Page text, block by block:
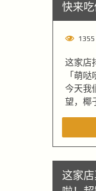
快来
1355
这家店
「萌
今天我
望，椰
这家